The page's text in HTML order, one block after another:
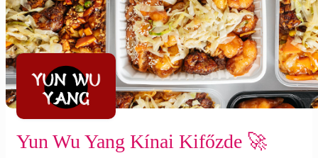
Yun Wu Yang Kínai Kifőzde 🚀